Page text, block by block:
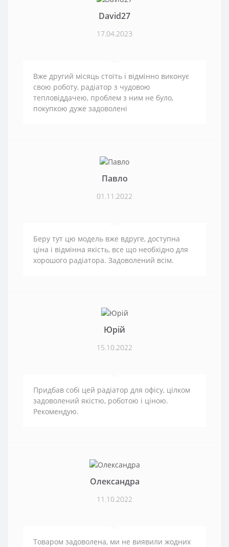
David27
17.04.2023
Вже другий місяць стоїть і відмінно виконує
свою роботу, радіатор з чудовою
тепловіддачею, проблем з ним не було,
покупкою дуже задоволені
Павло
01.11.2022
Беру тут цю модель вже вдруге, доступна
ціна і відмінна якість, все що необхідно для
хорошого радіатора. Задоволений всім.
Юрій
15.10.2022
Придбав собі цей радіатор для офісу, цілком
задоволений якістю, роботою і ціною.
Рекомендую.
Олександра
11.10.2022
Товаром задоволена, ми не виявили жодних